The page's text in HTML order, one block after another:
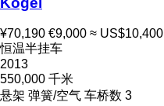
¥70,190 €9,000 ≈ US$10,400
恒温半挂车
2013
550,000 千米
悬架 弹簧/空气 车桥数 3